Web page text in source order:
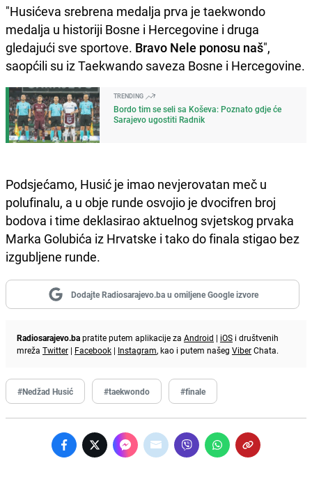
"Husićeva srebrena medalja prva je taekwondo
medalja u historiji Bosne i Hercegovine i druga
gledajući sve sportove. Bravo Nele ponosu naš",
saopćili su iz Taekwando saveza Bosne i Hercegovine.
TRENDING
Bordo tim se seli sa Koševa: Poznato gdje će
Sarajevo ugostiti Radnik
Podsjećamo, Husić je imao nevjerovatan meč u
polufinalu, a u obje runde osvojio je dvocifren broj
bodova i time deklasirao aktuelnog svjetskog prvaka
Marka Golubića iz Hrvatske i tako do finala stigao bez
izgubljene runde.
Dodajte Radiosarajevo.ba u omiljene Google izvore
Radiosarajevo.bapratite putem aplikacije za Android | iOS i društvenih
mreža Twitter | Facebook | Instagram, kao i putem našeg ViberChata.
#Nedžad Husić #taekwondo #finale